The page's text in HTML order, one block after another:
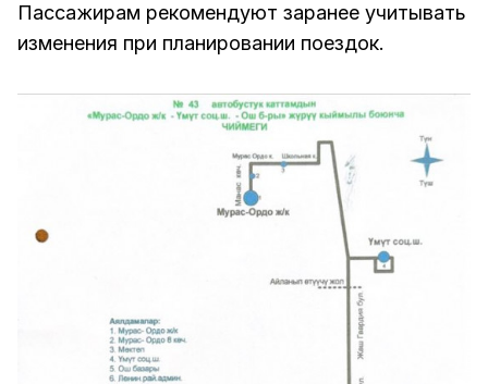
Пассажирам рекомендуют заранее учитывать
изменения при планировании поездок.